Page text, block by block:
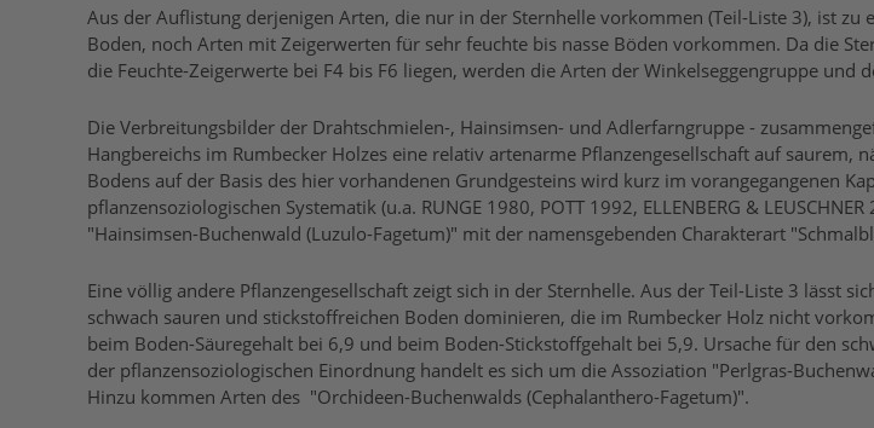
Aus der Auflistung derjenigen Arten, die nur in der Sternhelle vorkommen (Teil-Liste 3), ist
Boden, noch Arten mit Zeigerwerten für sehr feuchte bis nasse Böden vorkommen. Da die
die Feuchte-Zeigerwerte bei F4 bis F6 liegen, werden die Arten der Winkelseggengruppe
Die Verbreitungsbilder der Drahtschmielen-, Hainsimsen- und Adlerfarngruppe -
Hangbereichs im Rumbecker Holzes eine relativ artenarme Pflanzengesellschaft auf
Bodens auf der Basis des hier vorhandenen Grundgesteins wird kurz im vorangegangenen
pflanzensoziologischen Systematik (u.a. RUNGE 1980, POTT 1992, ELLENBERG &
"Hainsimsen-Buchenwald (Luzulo-Fagetum)" mit der namensgebenden Charakterart
Eine völlig andere Pflanzengesellschaft zeigt sich in der Sternhelle. Aus der Teil-Liste 3 lässt
schwach sauren und stickstoffreichen Boden dominieren, die im Rumbecker Holz nicht
beim Boden-Säuregehalt bei 6,9 und beim Boden-Stickstoffgehalt bei 5,9. Ursache für den
der pflanzensoziologischen Einordnung handelt es sich um die Assoziation "Perlgras-
Hinzu kommen Arten des "Orchideen-Buchenwalds (Cephalanthero-Fagetum)".